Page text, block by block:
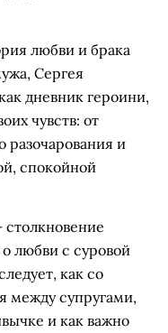
любви и брака
Сергея
дневник героини,
чувств: от
разочарования и
спокойной
любви с суровой
как со
между супругами,
и как важно